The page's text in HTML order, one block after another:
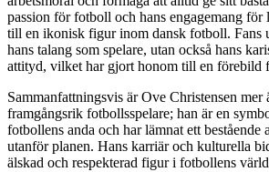
passion för fotboll och hans engagemang för
till en ikonisk figur inom dansk fotboll. Fans
hans talang som spelare, utan också hans
attityd, vilket har gjort honom till en förebild
Sammanfattningsvis är Ove Christensen mer
framgångsrik fotbollsspelare; han är en
fotbollens anda och har lämnat ett bestående
utanför planen. Hans karriär och kulturella
älskad och respekterad figur i fotbollens